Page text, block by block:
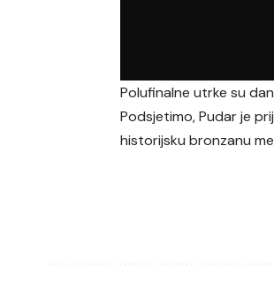
Polufinalne utrke su
Podsjetimo, Pudar je
historijsku bronzanu